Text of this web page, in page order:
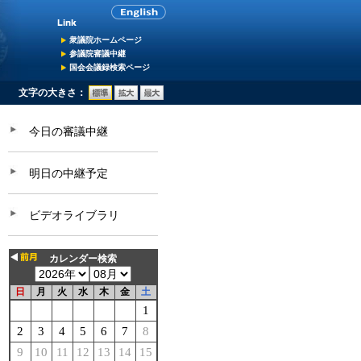
衆議院ホームページ
参議院審議中継
国会会議録検索ページ
文字の大きさ：
今日の審議中継
明日の中継予定
ビデオライブラリ
カレンダー検索
日 月 火 水 木 金 土
1
2
3 4 5 6 7
8
9
10 11 12 13 14
15